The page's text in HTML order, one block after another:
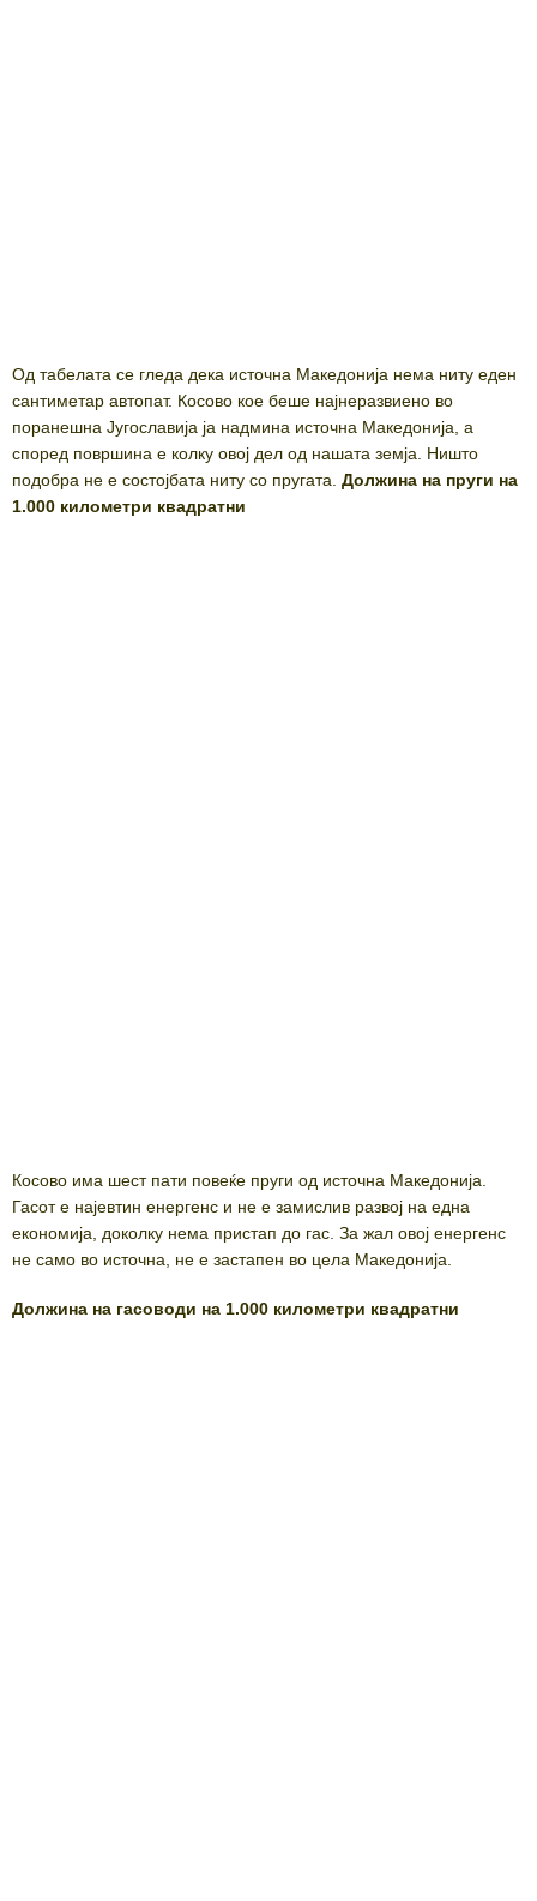
Од табелата се гледа дека источна Македонија нема ниту еден
сантиметар автопат. Косово кое беше најнеразвиено во
поранешна Југославија ја надмина источна Македонија, а
според површина е колку овој дел од нашата земја. Ништо
подобра не е состојбата ниту со пругата. Должина на пруги на
1.000 километри квадратни
Косово има шест пати повеќе пруги од источна Македонија.
Гасот е најевтин енергенс и не е замислив развој на една
економија, доколку нема пристап до гас. За жал овој енергенс
не само во источна, не е застапен во цела Македонија.
Должина на гасоводи на 1.000 километри квадратни